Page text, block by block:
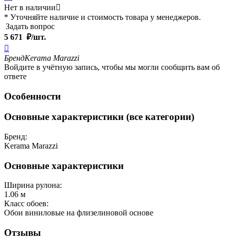
Нет в наличии
* Уточняйте наличие и стоимость товара у менеджеров.
Задать вопрос
5 671 ₽/шт.

БрендKerama Marazzi
Войдите в учётную запись, чтобы мы могли сообщить вам об
ответе
Особенности
Основные характеристики (все категории)
Бренд:
Kerama Marazzi
Основные характеристики
Ширина рулона:
1.06 м
Класс обоев:
Обои виниловые на флизелиновой основе
Отзывы